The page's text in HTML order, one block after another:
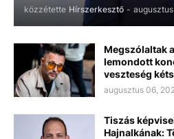
közzétette Hírszerkesztő -
Megszólaltak
lemondott
veszteség
augusztus 06,
Tiszás
Hajnalkának: